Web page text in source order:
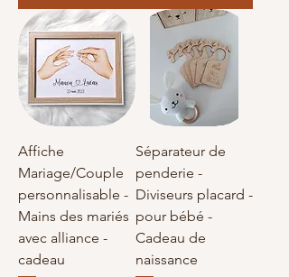
Affiche
Mariage/Couple
personnalisable -
Mains des mariés
avec alliance -
cadeau
Séparateur de
penderie -
Diviseurs placard -
pour bébé -
Cadeau de
naissance